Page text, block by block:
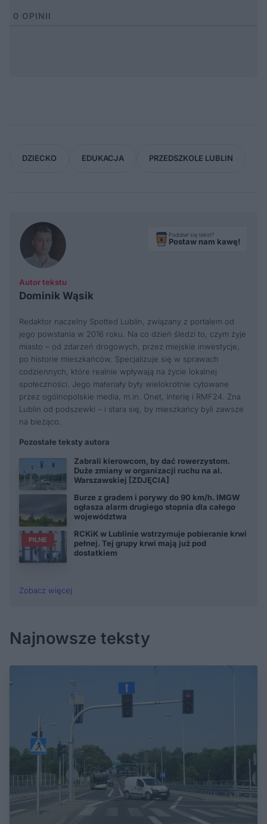
0 OPINII
DZIECKO EDUKACJA PRZEDSZKOLE LUBLIN
Autor tekstu
Dominik Wąsik
Podobał się tekst?
Postaw nam kawę!
Redaktor naczelny Spotted Lublin, związany z portalem od
jego powstania w 2016 roku. Na co dzień śledzi to, czym żyje
miasto – od zdarzeń drogowych, przez miejskie inwestycje,
po historie mieszkańców. Specjalizuje się w sprawach
codziennych, które realnie wpływają na życie lokalnej
społeczności. Jego materiały były wielokrotnie cytowane
przez ogólnopolskie media, m.in. Onet, Interię i RMF24. Zna
Lublin od podszewki – i stara się, by mieszkańcy byli zawsze
na bieżąco.
Pozostałe teksty autora
Zabrali kierowcom, by dać rowerzystom.
Duże zmiany w organizacji ruchu na al.
Warszawskiej [ZDJĘCIA]
Burze z gradem i porywy do 90 km/h. IMGW
ogłasza alarm drugiego stopnia dla całego
województwa
PILNE
RCKiK w Lublinie wstrzymuje pobieranie krwi
pełnej. Tej grupy krwi mają już pod
dostatkiem
Zobacz więcej
Najnowsze teksty